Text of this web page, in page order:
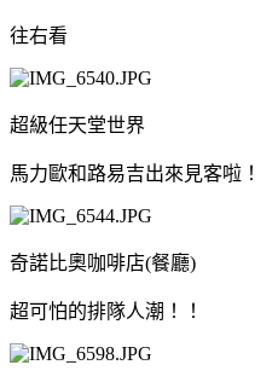
往右看
超級任天堂世界
馬力歐和路易吉出來見客啦！
奇諾比奧咖啡店(餐廳)
超可怕的排隊人潮！！